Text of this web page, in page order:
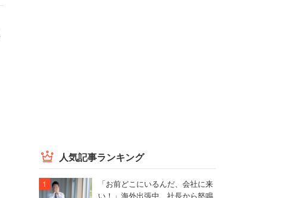
人気記事ランキング
「お前どこにいるんだ、会社に来
い！」海外出張中、社長から怒鳴